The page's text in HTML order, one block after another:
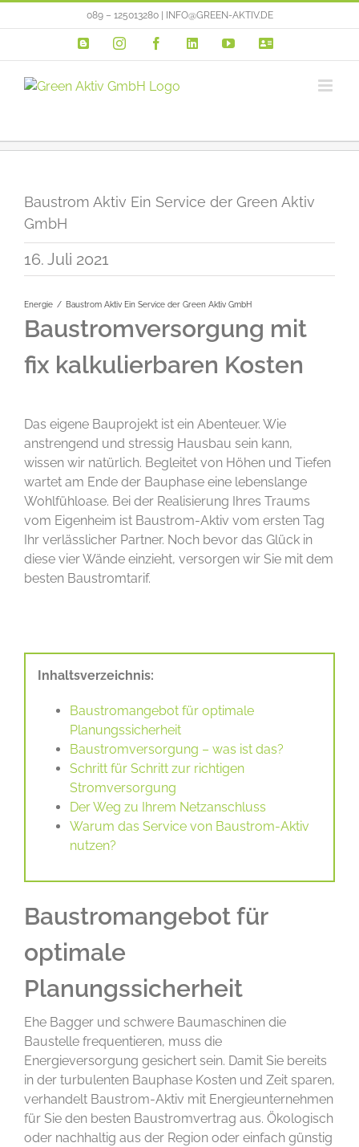
Inhalt
089 – 125013280 | INFO@GREEN-AKTIV.DE
Blogger
InstagramFacebookLinkedIn
YouTube
Baustrom Aktiv Ein Service der Green Aktiv
GmbH
16. Juli 2021
Energie Baustrom Aktiv Ein Service der Green Aktiv GmbH
Baustromversorgung mit
fix kalkulierbaren Kosten
Das eigene Bauprojekt ist ein Abenteuer. Wie
anstrengend und stressig Hausbau sein kann,
wissen wir natürlich. Begleitet von Höhen und Tiefen
wartet am Ende der Bauphase eine lebenslange
Wohlfühloase. Bei der Realisierung Ihres Traums
vom Eigenheim ist Baustrom-Aktiv vom ersten Tag
Ihr verlässlicher Partner. Noch bevor das Glück in
diese vier Wände einzieht, versorgen wir Sie mit dem
besten Baustromtarif.
Inhaltsverzeichnis:
Baustromangebot für optimale
Planungssicherheit
Baustromversorgung – was ist das?
Schritt für Schritt zur richtigen
Stromversorgung
Der Weg zu Ihrem Netzanschluss
Warum das Service von Baustrom-Aktiv
nutzen?
Baustromangebot für
optimale
Planungssicherheit
Ehe Bagger und schwere Baumaschinen die
Baustelle frequentieren, muss die
Energieversorgung gesichert sein. Damit Sie bereits
in der turbulenten Bauphase Kosten und Zeit sparen,
verhandelt Baustrom-Aktiv mit Energieunternehmen
für Sie den besten Baustromvertrag aus. Ökologisch
oder nachhaltig aus der Region oder einfach günstig